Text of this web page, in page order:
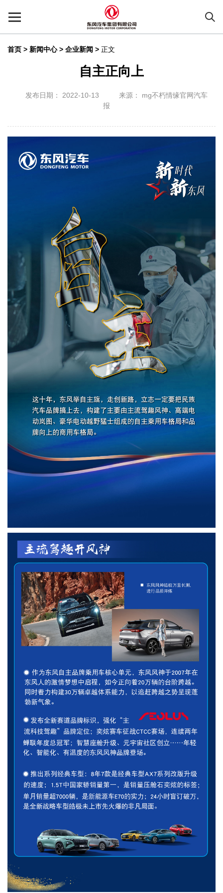
首页 > 新闻中心 > 企业新闻 > 正文
自主正向上
发布日期： 2022-10-13
来源： mg不朽情缘官网汽车
报